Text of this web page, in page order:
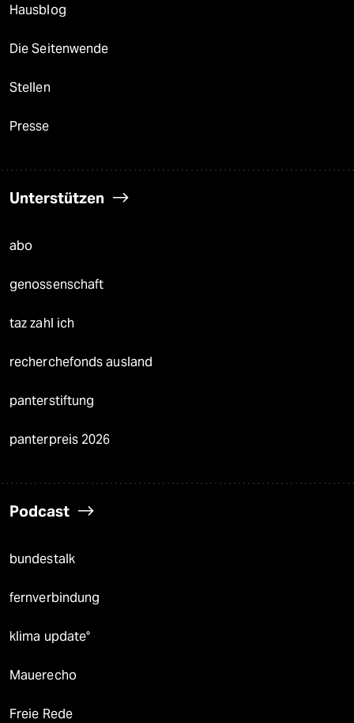
Hausblog
Die Seitenwende
Stellen
Presse
Unterstützen
abo
genossenschaft
taz zahl ich
recherchefonds ausland
panterstiftung
panterpreis 2026
Podcast
bundestalk
fernverbindung
klima update°
Mauerecho
Freie Rede